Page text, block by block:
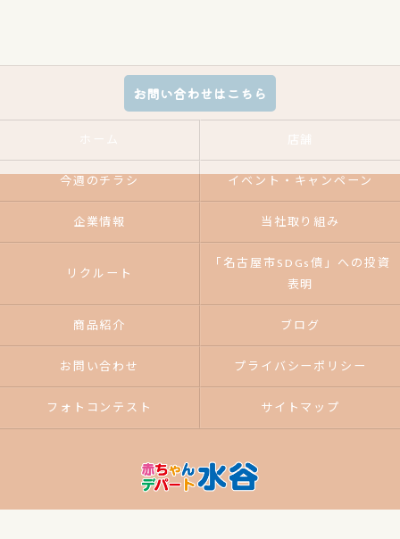
お問い合わせはこちら
今週のチラシ イベント・キャンペーン
企業情報 当社取り組み
リクルート
「名古屋市SDGs債」への投資
表明
商品紹介 ブログ
お問い合わせ プライバシーポリシー
フォトコンテスト サイトマップ